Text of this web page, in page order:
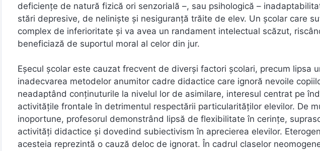
deficiențe de natură fizică ori senzorială –, sau psihologică –
stări depresive, de neliniște și nesiguranță trăite de elev. Un școlar care
complex de inferioritate și va avea un randament intelectual scăzut,
beneficiază de suportul moral al celor din jur.
Eșecul școlar este cauzat frecvent de diverși factori școlari, precum lipsa
inadecvarea metodelor anumitor cadre didactice care ignoră nevoile
neadaptând conținuturile la nivelul lor de asimilare, interesul centrat pe
activitățile frontale în detrimentul respectării particularităților elevilor. De
inoportune, profesorul demonstrând lipsă de flexibilitate în cerințe,
activități didactice și dovedind subiectivism în aprecierea elevilor.
acesteia reprezintă o cauză deloc de ignorat. În cadrul claselor